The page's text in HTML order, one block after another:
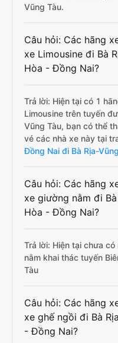
Vũng Tàu.
Câu hỏi: Các hãng
xe Limousine đi Bà
Hòa - Đồng Nai?
Trả lời: Hiện tại có 1
Limousine trên tuyến
Vũng Tàu, bạn có thể
vé các nhà xe này tại
Đồng Nai đi Bà Rịa-
Câu hỏi: Các hãng
xe giường nằm đi
Hòa - Đồng Nai?
Trả lời: Hiện tại chưa
nằm khai thác tuyến
Tàu
Câu hỏi: Các hãng
xe ghế ngồi đi Bà
- Đồng Nai?